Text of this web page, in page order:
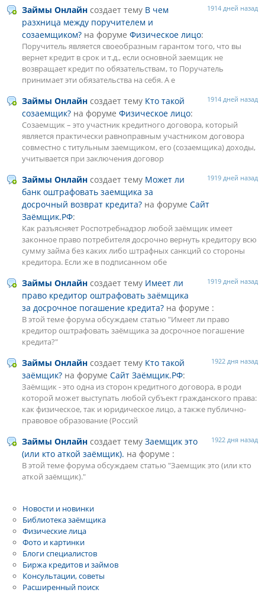
1914 дней назад
Займы Онлайн создает тему В чем
разхница между поручителем и
созаемщиком? на форумеФизическое лицо:
Поручитель является своеобразным гарантом того, что вы
вернет кредит в срок и т.д., если основной заемщик не
возвращает кредит по обязательствам, то Поручатель
принимает эти обязательства на себя. А е
1914 дней назад
Займы Онлайн создает тему Кто такой
созаемщик? на форумеФизическое лицо:
Созаемщик – это участник кредитного договора, который
является практически равноправным участником договора
совместно с титульным заемщиком, его (созаемщика) доходы,
учитывается при заключения договор
1919 дней назад
Займы Онлайн создает тему Может ли
банк оштрафовать заемщика за
досрочный возврат кредита? на форумеСайт
Заёмщик.РФ:
Как разъясняет Роспотребнадзор любой заёмщик имеет
законное право потребителя досрочно вернуть кредитору всю
сумму займа без каких либо штрафных санкций со стороны
кредитора. Если же в подписанном обе
1919 дней назад
Займы Онлайн создает тему Имеет ли
право кредитор оштрафовать заёмщика
за досрочное погашение кредита? на форуме :
В этой теме форума обсуждаем статью "Имеет ли право
кредитор оштрафовать заёмщика за досрочное погашение
кредита?"
1922 дня назад
Займы Онлайн создает тему Кто такой
заёмщик? на форумеСайт Заёмщик.РФ:
Заёмщик - это одна из сторон кредитного договора, в роди
которой может выступать любой субъект гражданского права:
как физическое, так и юридическое лицо, а также публично-
правовое образование (Россий
1922 дня назад
Займы Онлайн создает темуЗаемщик это
(или кто аткой заёмщик). на форуме :
В этой теме форума обсуждаем статью "Заемщик это (или кто
аткой заёмщик)."
Новости и новинки
Библиотека заёмщика
Физические лица
Фото и картинки
Блоги специалистов
Биржа кредитов и займов
Консультации, советы
Расширенный поиск